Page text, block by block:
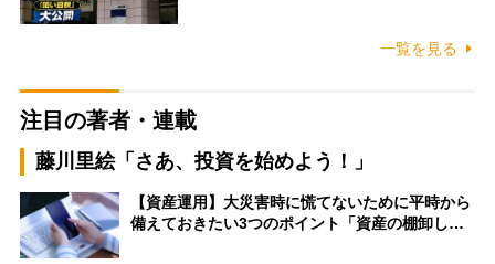
一覧を見る
注目の著者・連載
藤川里絵「さあ、投資を始めよう！」
【資産運用】大災害時に慌てないために平時から
備えておきたい3つのポイント「資産の棚卸し…